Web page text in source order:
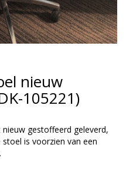
nieuw
105221)
gestoffeerd geleverd,
is voorzien van een